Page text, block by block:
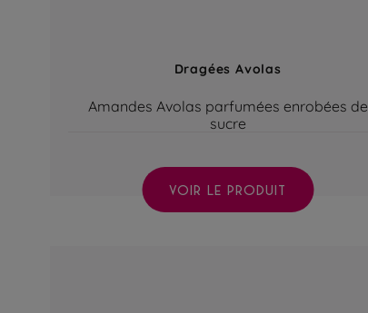
Dragées Avolas
Amandes Avolas parfumées enrobées de
sucre
VOIR LE PRODUIT